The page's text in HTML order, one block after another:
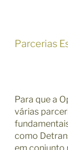
Parcerias
Para que a
várias
como